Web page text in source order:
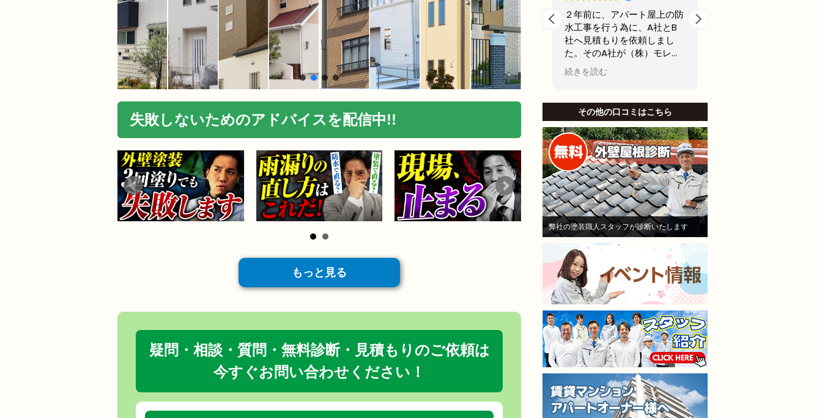
失敗しないためのアドバイスを配信中!!
もっと見る
疑問・相談・質問・無料診断・見積もりのご依頼は
今すぐお問い合わせください！
外壁塗装をお願いしました。
​稲沢市内の自宅も築24年が経
過し、汚れやひび割れなど流
石に外壁の補修をしないとい
けないと考えていたところ、
地元業者から評判の良いこち
らにご相談しました。
​見積り前の調査では、バルコ
い」とはっきり提案してくだ
さいました。
家の状態に合わせた的確なア
ドバイスをいただけたこと
が、大きな安心感と決め手に
なりました。
箇所も新築のように綺麗にな
モレナシホームさんにお願い
して本当に良かったです。あ
りがとうございました。
続きを読む
２年前に、アパート屋上の防
水工事を行う為に、A社とB
社へ見積もりを依頼しまし
た。そのA社が（株）モレナ
シホームさんでした。
当初私は、水漏れがないのな
B社を選び防水工事，施工を
お願いしました。Ｂしかし、
半年も立たないうちに、沢山
の亀裂がはいり、業者に連絡
して、その後補修工事をし、
さらに3ヶ月後に賃貸で貸し
ていたお部屋に水漏れを起こ
し、住人さんにご迷惑をおか
けして、その後退所され、お
部屋は、全部屋水漏れ！大損
害！即業者に連絡して、原因
を追求すべく様依頼！
施工担当者3人が調査に来
て、結果原因が施工不良と認
めた！しかし、「安いから、
防水が薄くなった！」「鳥が
突っついたりする亀裂だ！」
とか色々訳分からないいい訳
をしてきました。
結局自分達の施工不良を認め
たにも関わらず、保証はな
し！一年も経ってないのに、
水漏れ！ありえない！怒り
しかありませんでした
続きを読む
その他の口コミはこちら
弊社の塗装職人スタッフが診断いたします